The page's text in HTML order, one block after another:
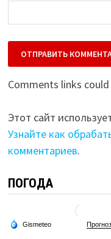
Comments links could
Этот сайт
Узнайте как
комментариев.
ПОГОДА